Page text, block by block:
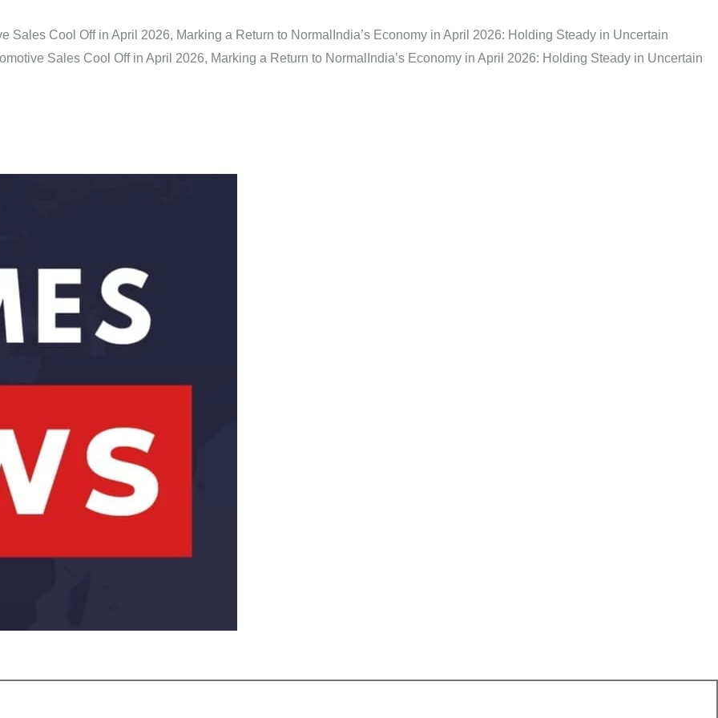
Sales Cool Off in April 2026, Marking a Return to Normal India’s Economy in April 2026: Holding Steady in Uncertain
Sales Cool Off in April 2026, Marking a Return to Normal India’s Economy in April 2026: Holding Steady in Uncertain